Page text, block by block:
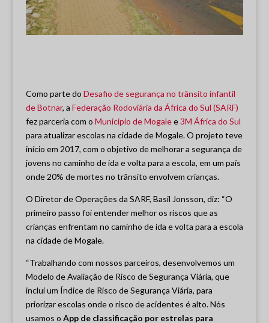
Como parte do Desafio de segurança no trânsito infantil
de Botnar, a Federação Rodoviária da África do Sul (SARF)
fez parceria com o Município de Mogalee3M África do Sul
para atualizar escolas na cidade de Mogale. O projeto teve
início em 2017, com o objetivo de melhorar a segurança de
jovens no caminho de ida e volta para a escola, em um país
onde 20% de mortes no trânsito envolvem crianças.
O Diretor de Operações da SARF, Basil Jonsson, diz: “O
primeiro passo foi entender melhor os riscos que as
crianças enfrentam no caminho de ida e volta para a escola
na cidade de Mogale.
“Trabalhando com nossos parceiros, desenvolvemos um
Modelo de Avaliação de Risco de Segurança Viária, que
inclui um Índice de Risco de Segurança Viária, para
priorizar escolas onde o risco de acidentes é alto. Nós
usamos o App de classificação por estrelas para